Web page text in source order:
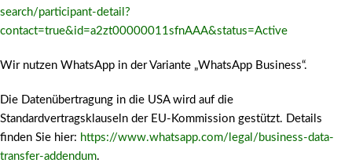
search/participant-detail?
contact=true&id=a2zt00000011sfnAAA&status=Active
Wir nutzen WhatsApp in der Variante „WhatsApp Business“.
Die Datenübertragung in die USA wird auf die
Standardvertragsklauseln der EU-Kommission gestützt. Details
finden Sie hier: https://www.whatsapp.com/legal/business-data-
transfer-addendum.